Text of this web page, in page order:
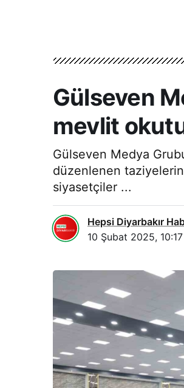
Gülseven
mevlit
Gülseven Medya
düzenlenen
siyasetçiler ...
Hepsi Diyarbakır
10 Şubat 2025, 10:17